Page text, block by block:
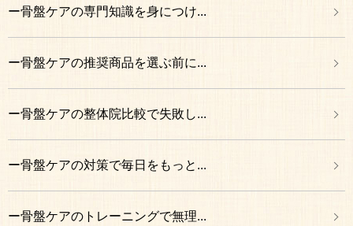
ー骨盤ケアの専門知識を身につけ...
ー骨盤ケアの推奨商品を選ぶ前に...
ー骨盤ケアの整体院比較で失敗し...
ー骨盤ケアの対策で毎日をもっと...
ー骨盤ケアのトレーニングで無理...